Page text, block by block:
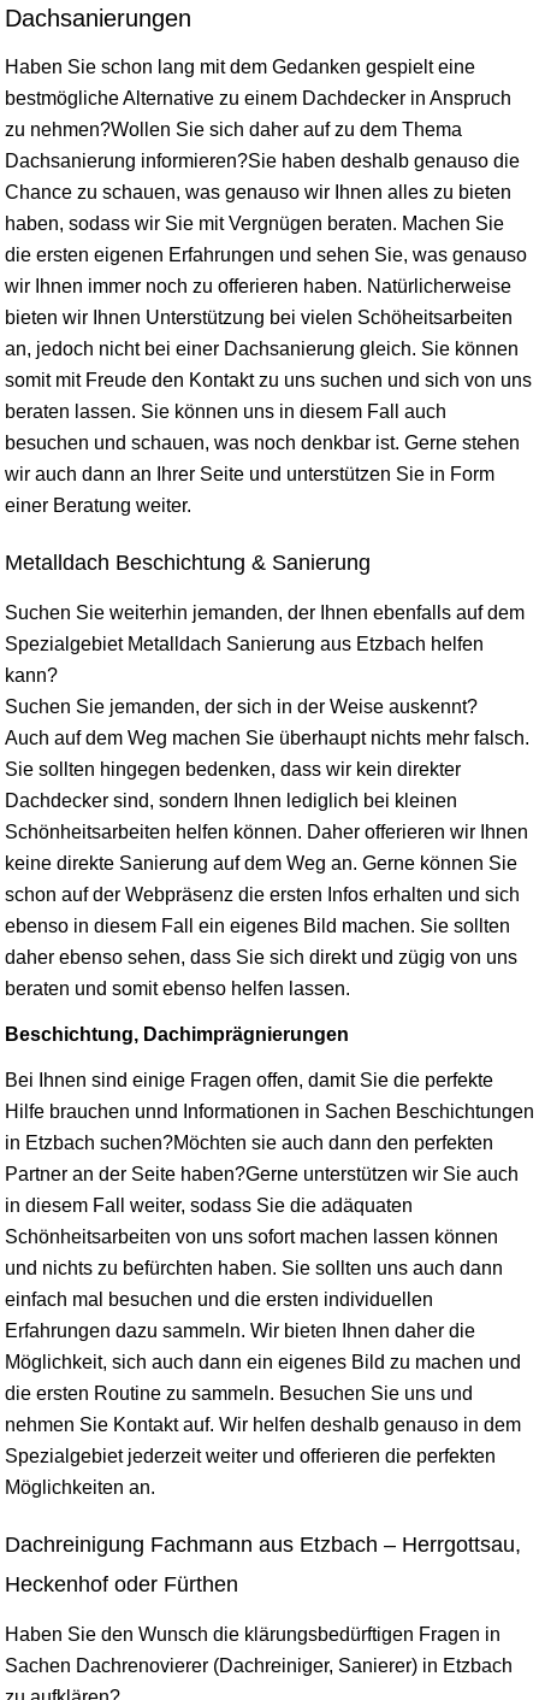
Dachsanierungen
Haben Sie schon lang mit dem Gedanken gespielt eine
bestmögliche Alternative zu einem Dachdecker in Anspruch
zu nehmen?Wollen Sie sich daher auf zu dem Thema
Dachsanierung informieren?Sie haben deshalb genauso die
Chance zu schauen, was genauso wir Ihnen alles zu bieten
haben, sodass wir Sie mit Vergnügen beraten. Machen Sie
die ersten eigenen Erfahrungen und sehen Sie, was genauso
wir Ihnen immer noch zu offerieren haben. Natürlicherweise
bieten wir Ihnen Unterstützung bei vielen Schöheitsarbeiten
an, jedoch nicht bei einer Dachsanierung gleich. Sie können
somit mit Freude den Kontakt zu uns suchen und sich von uns
beraten lassen. Sie können uns in diesem Fall auch
besuchen und schauen, was noch denkbar ist. Gerne stehen
wir auch dann an Ihrer Seite und unterstützen Sie in Form
einer Beratung weiter.
Metalldach Beschichtung & Sanierung
Suchen Sie weiterhin jemanden, der Ihnen ebenfalls auf dem
Spezialgebiet Metalldach Sanierung aus Etzbach helfen
kann?
Suchen Sie jemanden, der sich in der Weise auskennt?
Auch auf dem Weg machen Sie überhaupt nichts mehr falsch.
Sie sollten hingegen bedenken, dass wir kein direkter
Dachdecker sind, sondern Ihnen lediglich bei kleinen
Schönheitsarbeiten helfen können. Daher offerieren wir Ihnen
keine direkte Sanierung auf dem Weg an. Gerne können Sie
schon auf der Webpräsenz die ersten Infos erhalten und sich
ebenso in diesem Fall ein eigenes Bild machen. Sie sollten
daher ebenso sehen, dass Sie sich direkt und zügig von uns
beraten und somit ebenso helfen lassen.
Beschichtung, Dachimprägnierungen
Bei Ihnen sind einige Fragen offen, damit Sie die perfekte
Hilfe brauchen unnd Informationen in Sachen Beschichtungen
in Etzbach suchen?Möchten sie auch dann den perfekten
Partner an der Seite haben?Gerne unterstützen wir Sie auch
in diesem Fall weiter, sodass Sie die adäquaten
Schönheitsarbeiten von uns sofort machen lassen können
und nichts zu befürchten haben. Sie sollten uns auch dann
einfach mal besuchen und die ersten individuellen
Erfahrungen dazu sammeln. Wir bieten Ihnen daher die
Möglichkeit, sich auch dann ein eigenes Bild zu machen und
die ersten Routine zu sammeln. Besuchen Sie uns und
nehmen Sie Kontakt auf. Wir helfen deshalb genauso in dem
Spezialgebiet jederzeit weiter und offerieren die perfekten
Möglichkeiten an.
Dachreinigung Fachmann aus Etzbach – Herrgottsau,
Heckenhof oder Fürthen
Haben Sie den Wunsch die klärungsbedürftigen Fragen in
Sachen Dachrenovierer (Dachreiniger, Sanierer) in Etzbach